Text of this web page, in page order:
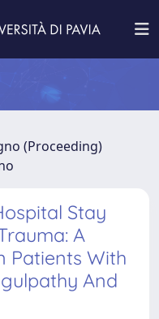
(Proceeding)
Stay
A
Patients With
And